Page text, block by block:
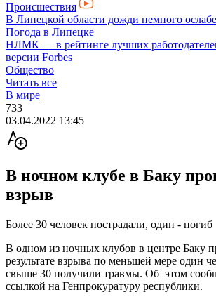
Происшествия
В Липецкой области дожди немного
Погода в Липецке
НЛМК — в рейтинге лучших
версии Forbes
Общество
Читать все
В мире
733
03.04.2022 13:45
В ночном клубе в Баку
взрыв
Более 30 человек пострадали, один - погиб
В одном из ночных клубов в центре Баку
результате взрыва по меньшей мере один
свыше 30 получили травмы. Об этом
ссылкой на Генпрокуратуру республики.